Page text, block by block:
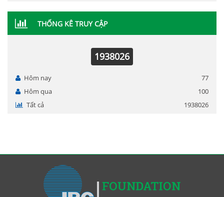
THỐNG KÊ TRUY CẬP
1938026
Hôm nay
77
Hôm qua
100
Tất cả
1938026